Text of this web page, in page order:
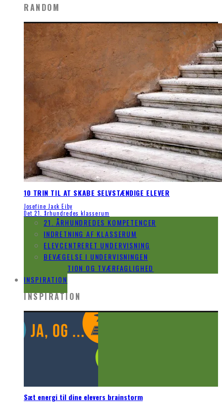
RANDOM
10 TRIN TIL AT SKABE SELVSTÆNDIGE ELEVER
Josefine Jack Eiby
Det 21. århundredes klasserum
21. ÅRHUNDREDES KOMPETENCER
INDRETNING AF KLASSERUM
ELEVCENTRERET UNDERVISNING
BEVÆGELSE I UNDERVISNINGEN
INNOVATION OG TVÆRFAGLIGHED
INSPIRATION
INSPIRATION
Sæt energi til dine elevers brainstorm